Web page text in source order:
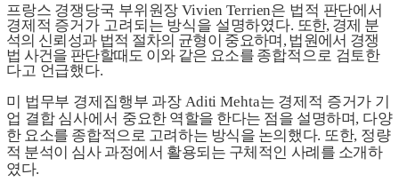
프랑스 경쟁당국 부위원장Vivien Terrien은 법적 판단에서
경제적 증거가 고려되는 방식을 설명하였다. 또한, 경제 분
석의 신뢰성과 법적 절차의 균형이 중요하며 ,법원에서 경쟁
법 사건을 판단할때도 이와 같은 요소를 종합적으로 검토한
다고 언급했다.
미 법무부 경제집행부 과장 Aditi Mehta는 경제적 증거가 기
업 결합 심사에서 중요한 역할을 한다는 점을 설명하며, 다양
한 요소를 종합적으로 고려하는 방식을 논의했다. 또한, 정량
적 분석이 심사 과정에서 활용되는 구체적인 사례를 소개하
였다.